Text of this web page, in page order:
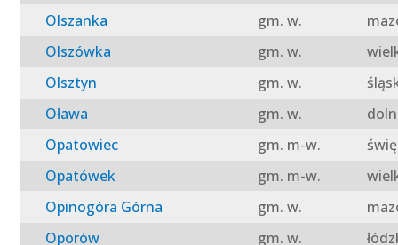
Olszanka
gm. w.
Olszówka
gm. w.
Olsztyn
gm. w.
Oława
gm. w.
Opatowiec
gm. m-w.
Opatówek
gm. m-w.
Opinogóra Górna
gm. w.
Oporów
gm. w.